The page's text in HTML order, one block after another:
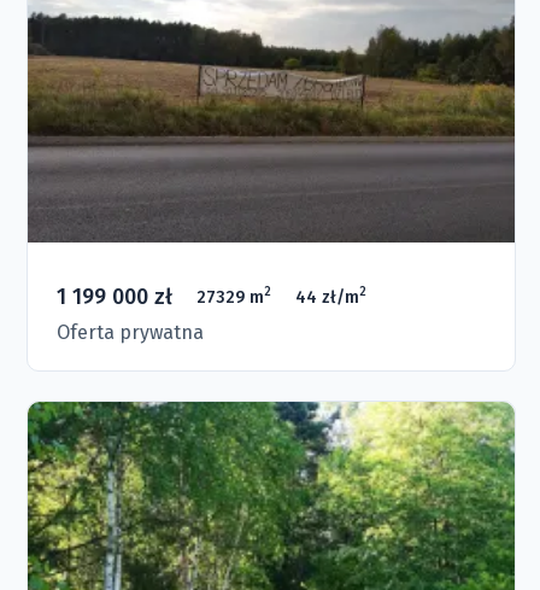
1 199 000 zł 27329 m2 44 zł/m2
Oferta prywatna